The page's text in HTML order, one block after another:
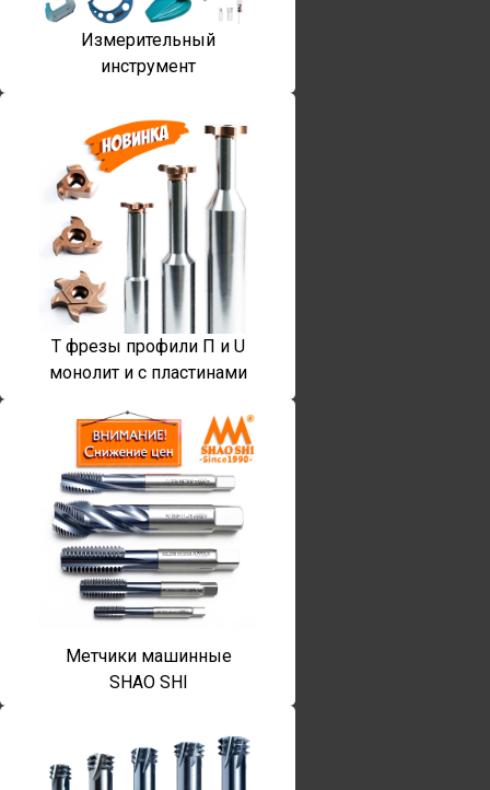
Измерительный
инструмент
T фрезы профили П и U
монолит и с пластинами
Метчики машинные
SHAO SHI